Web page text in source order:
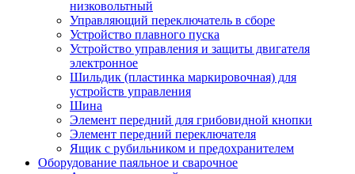
низковольтный
Управляющий переключатель в сборе
Устройство плавного пуска
Устройство управления и защиты двигателя
электронное
Шильдик (пластинка маркировочная) для
устройств управления
Шина
Элемент передний для грибовидной кнопки
Элемент передний переключателя
Ящик с рубильником и предохранителем
Оборудование паяльное и сварочное